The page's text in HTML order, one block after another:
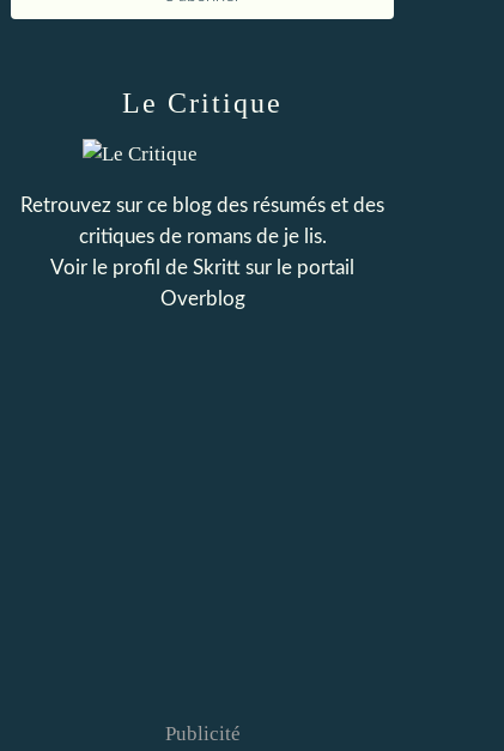
Le Critique
Retrouvez sur ce blog des résumés et des
critiques de romans de je lis.
Voir le profil de Skritt sur le portail
Overblog
Publicité